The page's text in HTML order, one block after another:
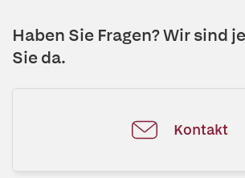
Haben Sie Fragen? Wir sind
Sie da.
Kontakt